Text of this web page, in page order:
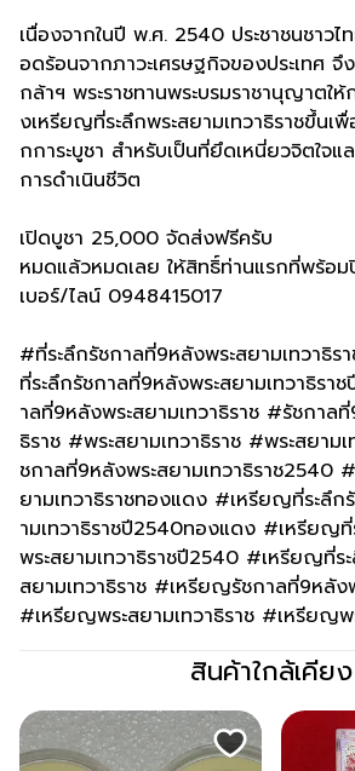
เนื่องจากในปี พ.ศ. 2540 ประชาชนชาว
อดร้อนจากภาวะเศรษฐกิจของประเทศ จึ
กล้าฯ พระราชทานพระบรมราชานุญาตใ
งเหรียญที่ระลึกพระสยามเทวาธิราชขึ้นเพื่
กการะบูชา สำหรับเป็นที่ยึดเหนี่ยวจิตใจแ
การดำเนินชีวิต
เปิดบูชา 25,000 จัดส่งฟรีครับ
หมดแล้วหมดเลย ให้สิทธิ์ท่านแรกที่พร้อ
เบอร์/ไลน์ 0948415017
#ที่ระลึกรัชกาลที่9หลังพระสยามเทวาธิ
ที่ระลึกรัชกาลที่9หลังพระสยามเทวาธิรา
าลที่9หลังพระสยามเทวาธิราช #รัชกาล
ธิราช #พระสยามเทวาธิราช #พระสยาม
ชกาลที่9หลังพระสยามเทวาธิราช2540
ยามเทวาธิราชทองแดง #เหรียญที่ระลึก
ามเทวาธิราชปี2540ทองแดง #เหรียญ
พระสยามเทวาธิราชปี2540 #เหรียญที่ร
สยามเทวาธิราช #เหรียญรัชกาลที่9หลัง
#เหรียญพระสยามเทวาธิราช #เหรียญพ
สินค้าใกล้เคียง